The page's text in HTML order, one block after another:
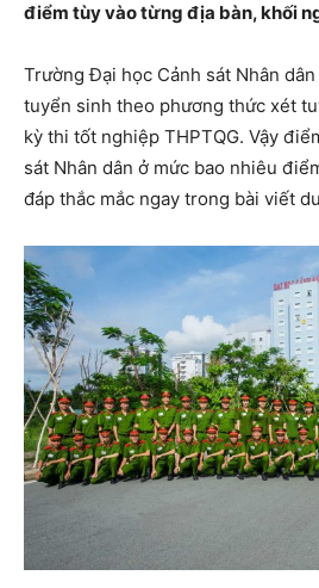
điểm tùy vào từng địa bàn, khối
Trường Đại học Cảnh sát Nhân
tuyển sinh theo phương thức xét
kỳ thi tốt nghiệp THPTQG. Vậy
sát Nhân dân ở mức bao nhiêu
đáp thắc mắc ngay trong bài viết